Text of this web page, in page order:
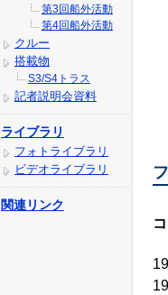
第3回船外活動
第4回船外活動
クルー
搭載物
S3/S4トラス
記者説明会資料
ライブラリ
フォトライブラリ
ビデオライブラリ
関連リンク